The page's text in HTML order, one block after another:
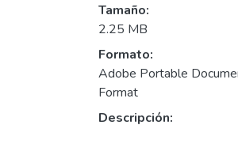
Tamaño:
2.25 MB
Formato:
Adobe Portable
Format
Descripción: